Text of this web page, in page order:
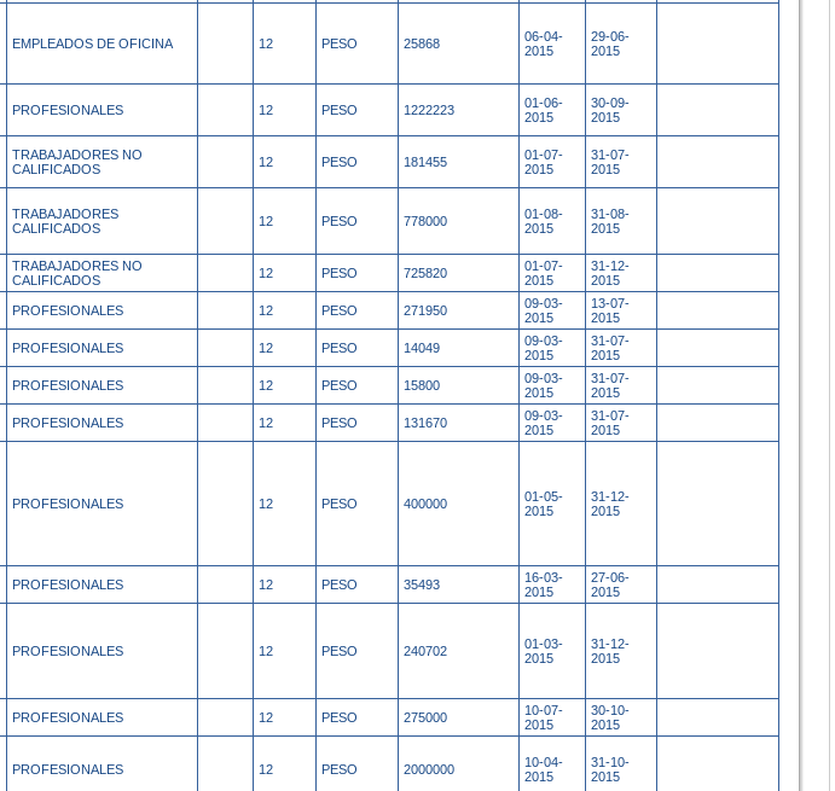
EMPLEADOS DE OFICINA 12 PESO 25868
06-04-
2015
29-06-
2015
PROFESIONALES 12 PESO 1222223
01-06-
2015
30-09-
2015
TRABAJADORES NO
CALIFICADOS
12 PESO 181455
01-07-
2015
31-07-
2015
TRABAJADORES
CALIFICADOS
12 PESO 778000
01-08-
2015
31-08-
2015
TRABAJADORES NO
CALIFICADOS
12 PESO 725820
01-07-
2015
31-12-
2015
PROFESIONALES 12 PESO 271950
09-03-
2015
13-07-
2015
PROFESIONALES 12 PESO 14049
09-03-
2015
31-07-
2015
PROFESIONALES 12 PESO 15800
09-03-
2015
31-07-
2015
PROFESIONALES 12 PESO 131670
09-03-
2015
31-07-
2015
PROFESIONALES 12 PESO 400000
01-05-
2015
31-12-
2015
PROFESIONALES 12 PESO 35493
16-03-
2015
27-06-
2015
PROFESIONALES 12 PESO 240702
01-03-
2015
31-12-
2015
PROFESIONALES 12 PESO 275000
10-07-
2015
30-10-
2015
PROFESIONALES 12 PESO 2000000
10-04-
2015
31-10-
2015